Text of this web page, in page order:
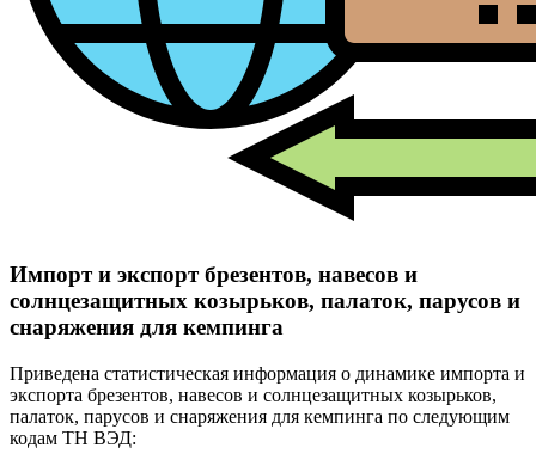
Импорт и экспорт брезентов, навесов и
солнцезащитных козырьков, палаток, парусов и
снаряжения для кемпинга
Приведена статистическая информация о динамике импорта и
экспорта брезентов, навесов и солнцезащитных козырьков,
палаток, парусов и снаряжения для кемпинга по следующим
кодам ТН ВЭД: